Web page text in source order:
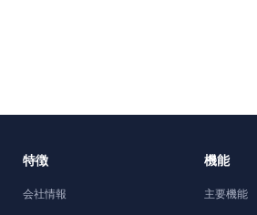
特徴
会社情報
機能
主要機能